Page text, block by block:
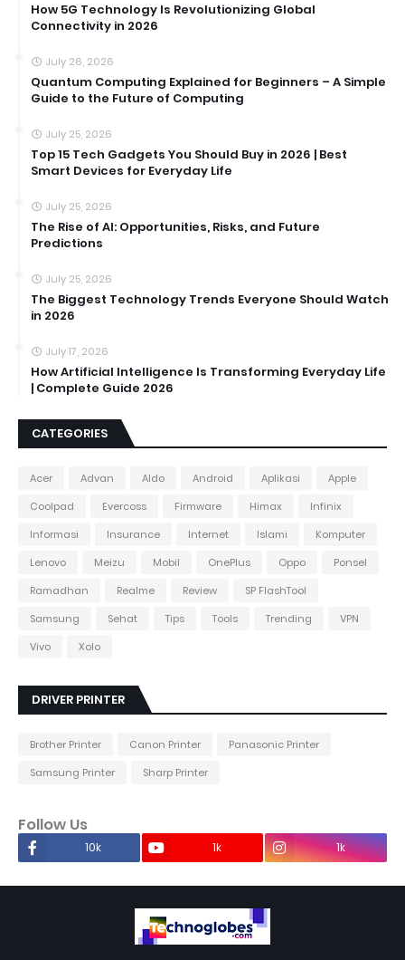
How 5G Technology Is Revolutionizing Global
Connectivity in 2026
July 26, 2026
Quantum Computing Explained for Beginners – A Simple
Guide to the Future of Computing
July 25, 2026
Top 15 Tech Gadgets You Should Buy in 2026 | Best
Smart Devices for Everyday Life
July 25, 2026
The Rise of AI: Opportunities, Risks, and Future
Predictions
July 25, 2026
The Biggest Technology Trends Everyone Should Watch
in 2026
July 17, 2026
How Artificial Intelligence Is Transforming Everyday Life
| Complete Guide 2026
CATEGORIES
Acer Advan Aldo Android Aplikasi
Apple
Coolpad
Evercoss Firmware Himax
Infinix
Informasi
Insurance Internet Islami
Komputer
Lenovo
Meizu Mobil OnePlus Oppo
Ponsel
Ramadhan
Realme Review
SP FlashTool
Samsung
Sehat Tips Tools Trending
VPN
Vivo
Xolo
DRIVER PRINTER
Brother Printer Canon Printer
Panasonic Printer
Samsung Printer
Sharp Printer
Follow Us
10k 1k 1k